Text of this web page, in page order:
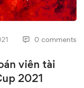
0 comments
viên tài
2021